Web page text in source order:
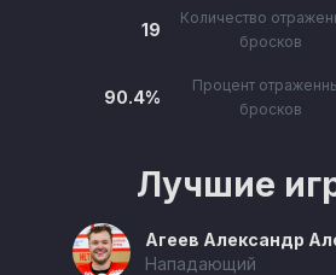
19
Количество
бросков
90.4%
Процент
бросков
Лучшие
Агеев Александр
Нападающий